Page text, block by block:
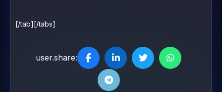
[/tab][/tabs]
user.share: